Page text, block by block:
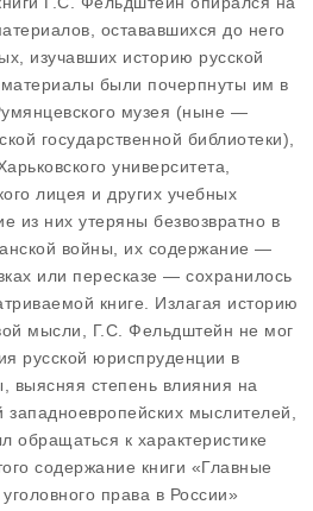
остававшихся до него
изучавших историю русской
были почерпнуты им в
музея (ныне —
государственной библиотеки),
университета,
лицея и других учебных
из них утеряны безвозвратно в
войны, их содержание —
или пересказе — сохранилось
книге. Излагая историю
мысли, Г.С. Фельдштейн не мог
русской юриспруденции в
выясняя степень влияния на
западноевропейских мыслителей,
обращаться к характеристике
содержание книги «Главные
права в России»